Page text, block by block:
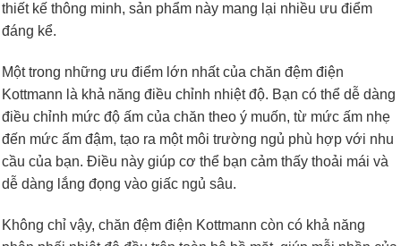
thiết kế thông minh, sản phẩm này mang lại nhiều ưu điểm
đáng kể.
Một trong những ưu điểm lớn nhất của chăn đệm điện
Kottmann là khả năng điều chỉnh nhiệt độ. Bạn có thể dễ dàng
điều chỉnh mức độ ấm của chăn theo ý muốn, từ mức ấm nhẹ
đến mức ấm đậm, tạo ra một môi trường ngủ phù hợp với nhu
cầu của bạn. Điều này giúp cơ thể bạn cảm thấy thoải mái và
dễ dàng lắng đọng vào giấc ngủ sâu.
Không chỉ vậy, chăn đệm điện Kottmann còn có khả năng